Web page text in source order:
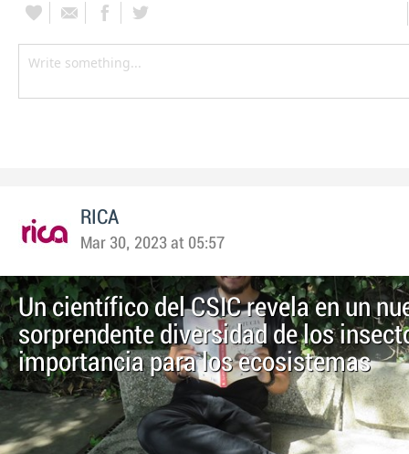
RICA
Mar 30, 2023 at 05:57
Un científico del CSIC revela en un
sorprendente diversidad de los
importancia para los ecosistemas